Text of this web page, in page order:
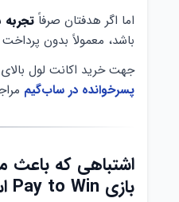
اما اگر هدفتان صرفاً تجربه
باشد، معمولاً بدون
جهت خرید اکانت لول
پسرخوانده در ساب‌گیم
اشتباهی که باعث
بازی Pay to Win است